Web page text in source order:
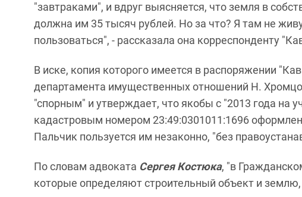
"завтраками", и вдруг выясняется, что земля в
должна им 35 тысяч рублей. Но за что? Я там не
пользоваться", - рассказала она корреспонденту
В иске, копия которого имеется в распоряжении
департамента имущественных отношений Н.
"спорным" и утверждает, что якобы с "2013 года на
кадастровым номером 23:49:0301011:1696
Пальчик пользуется им незаконно, "без
По словам адвоката Сергея Костюка, "в
которые определяют строительный объект и